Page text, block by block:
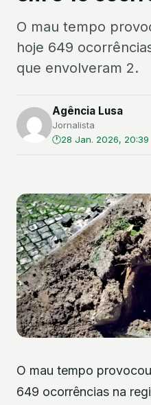
O mau tempo
hoje 649
que envolveram 2.
Agência Lusa
Jornalista
28 Jan. 2026, 20:39
O mau tempo
649 ocorrências na